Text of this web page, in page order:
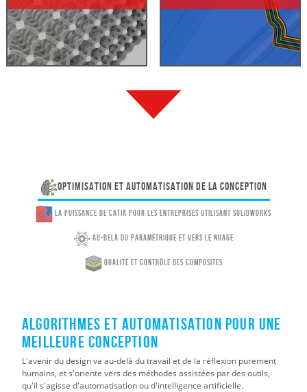
Optimisation et automatisation de la conception
La puissance de CATIA pour les entreprises utilisant SOLIDWORKS
Au-delà du paramétrique et vers le nuage
Qualité et contrôle des composites
Algorithmes et automatisation pour une
meilleure conception
L'avenir du design va au-delà du travail et de la réflexion purement
humains, et s'oriente vers des méthodes assistées par des outils,
qu'il s'agisse d'automatisation ou d'intelligence artificielle.